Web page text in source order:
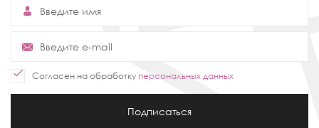
Согласен на обработку персональных данных
Подписаться